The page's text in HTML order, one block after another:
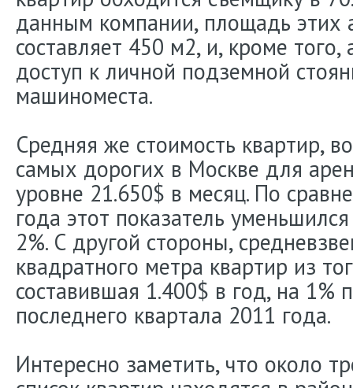
данным компании, площадь этих
составляет 450 м2, и, кроме
доступ к личной подземной
машиноместа.
Средняя же стоимость квартир,
самых дорогих в Москве для
уровне 21.650$ в месяц. По
года этот показатель
2%. С другой стороны,
квадратного метра квартир из
составившая 1.400$ в год, на 1%
последнего квартала 2011 года.
Интересно заметить, что около